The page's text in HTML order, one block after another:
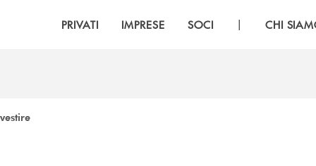
PRIVATI IMPRESE SOCI | CHI